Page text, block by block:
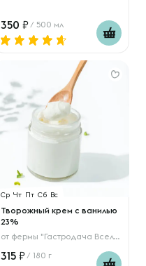
350 / 500 мл
Ср Чт Пт Сб Вс
Творожный крем с ванилью
23%
от фермы "Гастродача Вселуг"
315 / 180 г